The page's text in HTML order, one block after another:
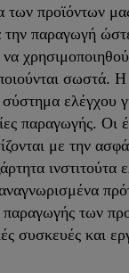
των προϊόντων
την παραγωγή
σωστά.
ελέγχου
παραγωγής. Οι
με την
των
συσκευές και